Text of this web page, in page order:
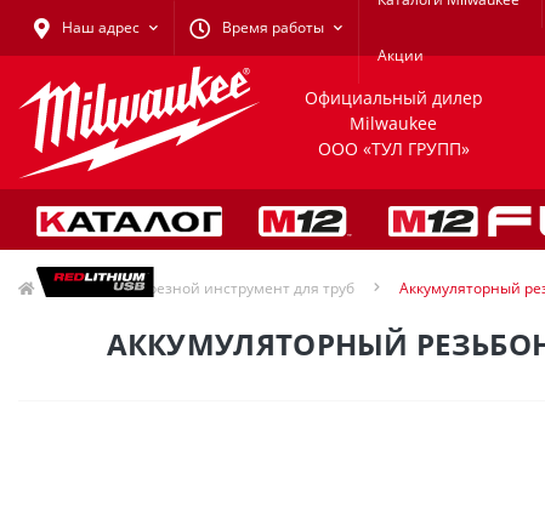
Наш адрес Время работы
Акции
Официальный дилер
Milwaukee
ООО «ТУЛ ГРУПП»
Резьбонарезной инструмент для труб Аккумуляторный
АККУМУЛЯТОРНЫЙ